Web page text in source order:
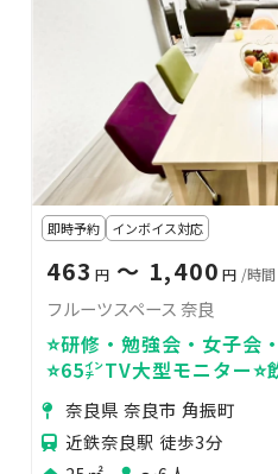
即時予約 インボイス対応
463 円 〜 1,400 円 /時間
フルーツスペース 奈良
⭐️研修・勉強会・女子会
⭐️65㌅TV大型モニター
円】＜フルーツスペース
奈良県 奈良市 角振町
近鉄奈良駅 徒歩3分